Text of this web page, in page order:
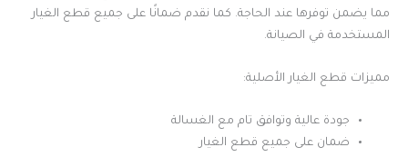
مما يضمن توفرها عند الحاجة. كما نقدم ضمانًا على جميع قطع الغيار
المستخدمة في الصيانة.
مميزات قطع الغيار الأصلية:
جودة عالية وتوافق تام مع الغسالة
ضمان على جميع قطع الغيار